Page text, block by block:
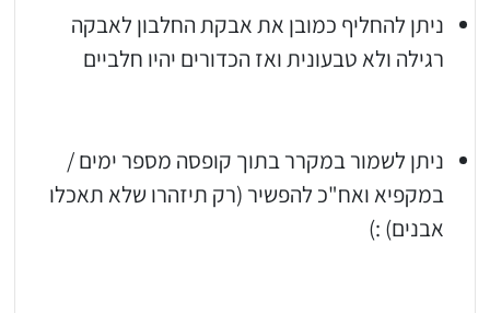
אותי באינסטגרם
ניתן להחליף כמובן את אבקת החלבון לאבקה
רגילה ולא טבעונית ואז הכדורים יהיו חלביים
ניתן לשמור במקרר בתוך קופסה מספר ימים /
במקפיא ואח"כ להפשיר (רק תיזהרו שלא תאכלו
אבנים) :)